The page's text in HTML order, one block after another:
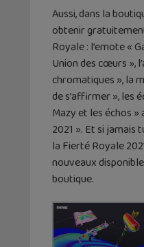
Aussi, dans la
obtenir
Royale : l’emote «
Union des cœurs »,
chromatiques », la
de s’affirmer », les
Mazy et les échos
2021 ». Et si jamais
la Fierté Royale
nouveaux
boutique.